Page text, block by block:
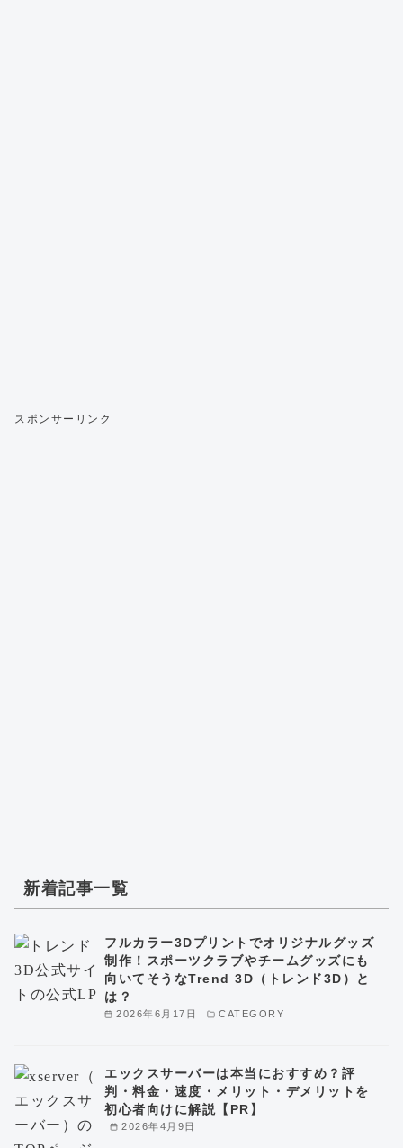
スポンサーリンク
新着記事一覧
2026年6月17日 CATEGORY
フルカラー3Dプリントでオリジナルグッズ
制作！スポーツクラブやチームグッズにも
向いてそうなTrend 3D（トレンド3D）と
は？
2026年4月9日
エックスサーバーは本当におすすめ？評
判・料金・速度・メリット・デメリットを
初心者向けに解説【PR】